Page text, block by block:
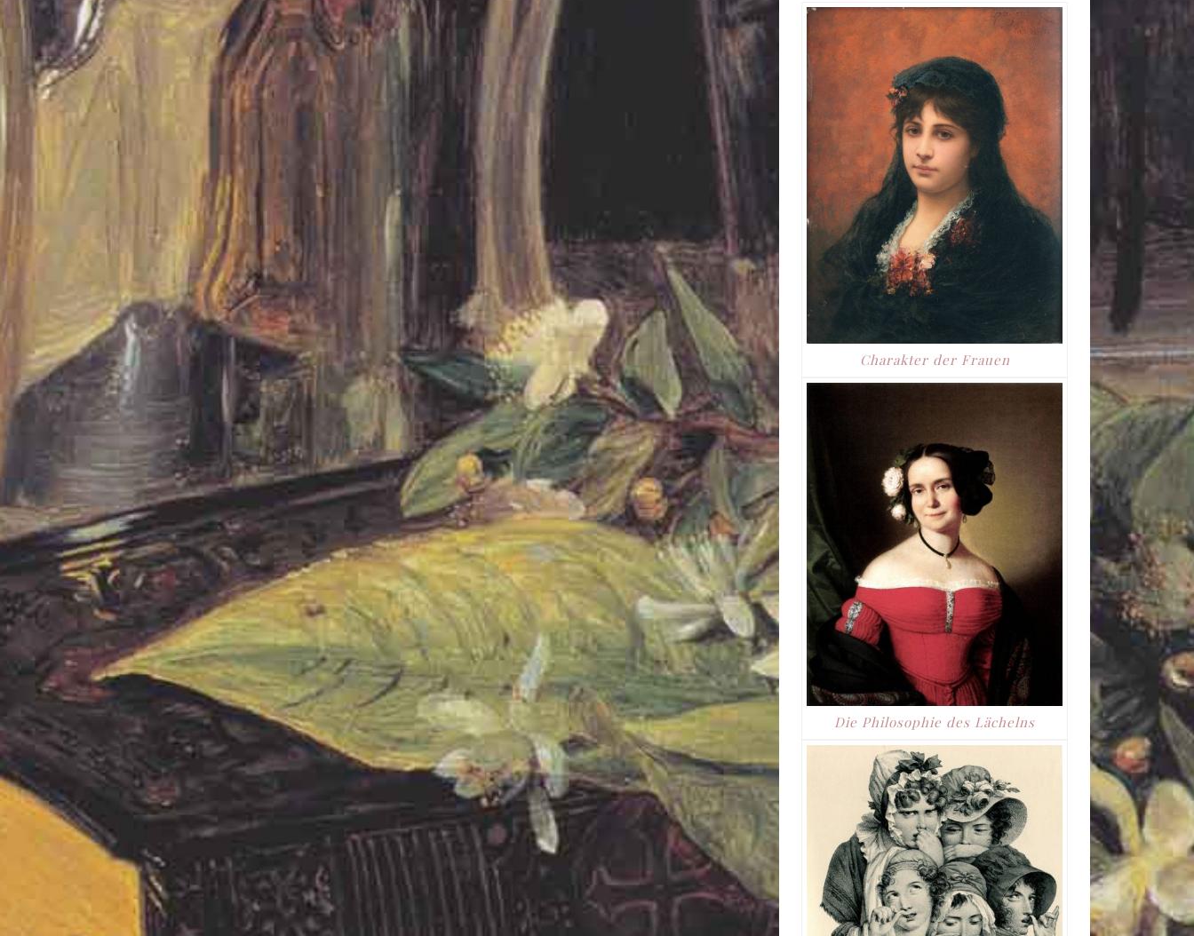
Charakter der Frauen
Die Philosophie des Lächelns